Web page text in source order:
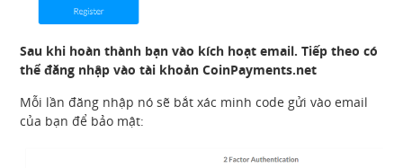
Sau khi hoàn thành bạn vào kích hoạt email. Tiếp theo có
thể đăng nhập vào tài khoản CoinPayments.net
Mỗi lần đăng nhập nó sẽ bắt xác minh code gửi vào email
của bạn để bảo mật: